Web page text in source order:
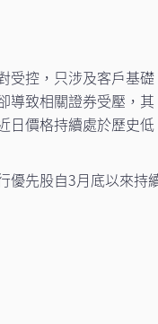
受控，只涉及客戶基礎
導致相關證券受壓，其
日價格持續處於歷史低
優先股自3月底以來持